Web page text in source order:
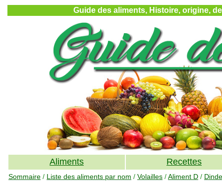
Guide des aliments, Histoire, origine,
Aliments Recettes
Sommaire / Liste des aliments par nom / Volailles /Aliment D / Dinde